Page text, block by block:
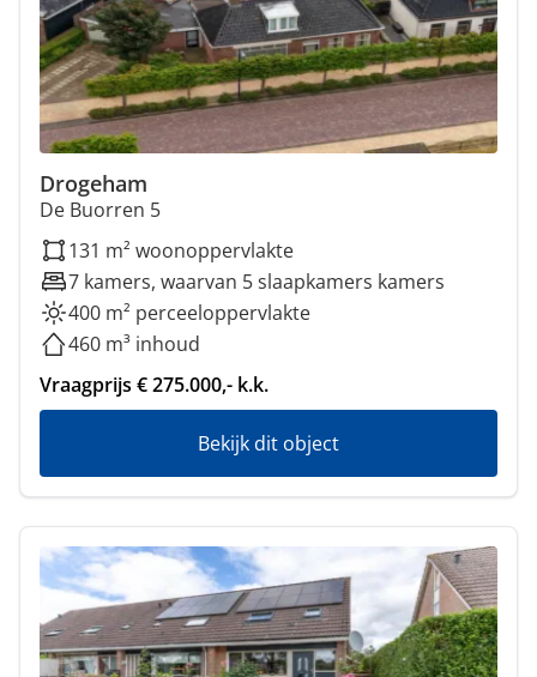
Drogeham
De Buorren 5
131 m² woonoppervlakte
7 kamers, waarvan 5 slaapkamers kamers
400 m² perceeloppervlakte
460 m³ inhoud
Vraagprijs € 275.000,- k.k.
Bekijk dit object